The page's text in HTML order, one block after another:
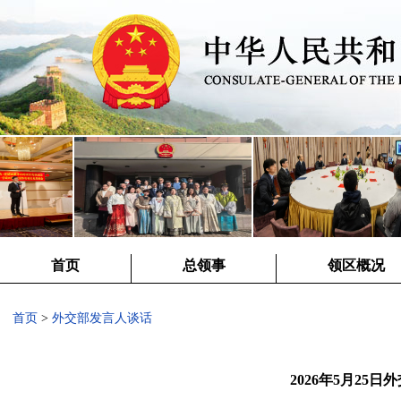
首页 总领事 领区概况
首页 > 外交部发言人谈话
2026年5月25日